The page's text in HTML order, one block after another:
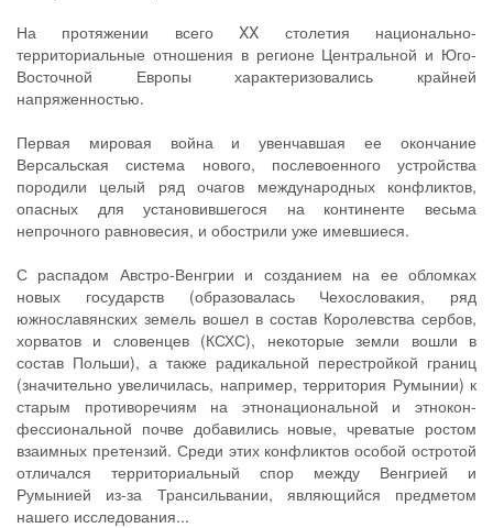
На протяжении всего XX столетия национально-
территориальные отношения в регионе Центральной и Юго-
Восточной Европы характеризовались крайней
напряженностью.
Первая мировая война и увенчавшая ее окончание
Версальская система нового, послевоенного устройства
породили целый ряд очагов международных конфликтов,
опасных для установившегося на континенте весьма
непрочного равновесия, и обострили уже имевшиеся.
С распадом Австро-Венгрии и созданием на ее обломках
новых государств (образовалась Чехословакия, ряд
южнославянских земель вошел в состав Королевства сербов,
хорватов и словенцев (КСХС), некоторые земли вошли в
состав Польши), а также радикальной перестройкой границ
(значительно увеличилась, например, территория Румынии) к
старым противоречиям на этнонациональной и этнокон-
фессиональной почве добавились новые, чреватые ростом
взаимных претензий. Среди этих конфликтов особой остротой
отличался территориальный спор между Венгрией и
Румынией из-за Трансильвании, являющийся предметом
нашего исследования...